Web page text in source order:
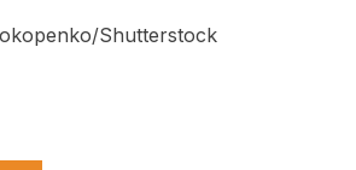
Shutterstock